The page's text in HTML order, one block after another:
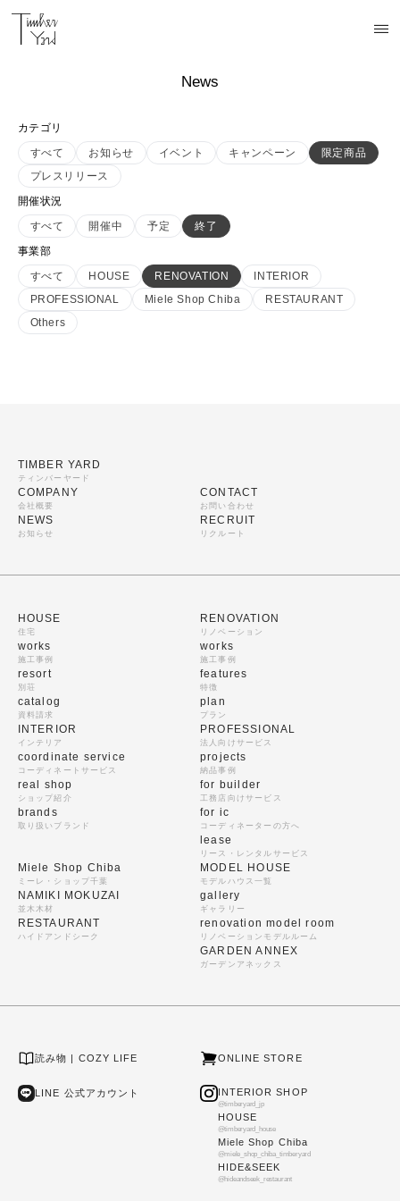
News
カテゴリ
すべて
お知らせ イベント キャンペーン
限定商品
プレスリリース
開催状況
すべて
開催中 予定
終了
事業部
すべて
HOUSE RENOVATION
INTERIOR
PROFESSIONAL
Miele Shop Chiba
RESTAURANT
Others
TIMBER YARD
ティンバーヤード
COMPANY
会社概要
NEWS
お知らせ
CONTACT
お問い合わせ
RECRUIT
リクルート
HOUSE
住宅
works
施工事例
resort
別荘
catalog
資料請求
RENOVATION
リノベーション
works
施工事例
features
特徴
plan
プラン
INTERIOR
インテリア
coordinate service
コーディネートサービス
real shop
ショップ紹介
brands
取り扱いブランド
PROFESSIONAL
法人向けサービス
projects
納品事例
for builder
工務店向けサービス
for ic
コーディネーターの方へ
lease
リース・レンタルサービス
Miele Shop Chiba
ミーレ・ショップ千葉
NAMIKI MOKUZAI
並木木材
RESTAURANT
ハイドアンドシーク
MODEL HOUSE
モデルハウス一覧
gallery
ギャラリー
renovation model room
リノベーションモデルルーム
GARDEN ANNEX
ガーデンアネックス
読み物 | COZY LIFE ONLINE STORE
LINE 公式アカウント INTERIOR SHOP
@timberyard_jp
HOUSE
@timberyard_house
Miele Shop Chiba
@miele_shop_chiba_timberyard
HIDE&SEEK
@hideandseek_restaurant